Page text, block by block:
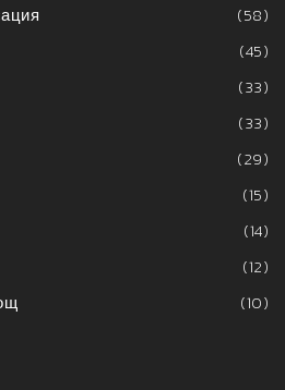
(58)
(45)
(33)
(33)
(29)
(15)
(14)
(12)
(10)